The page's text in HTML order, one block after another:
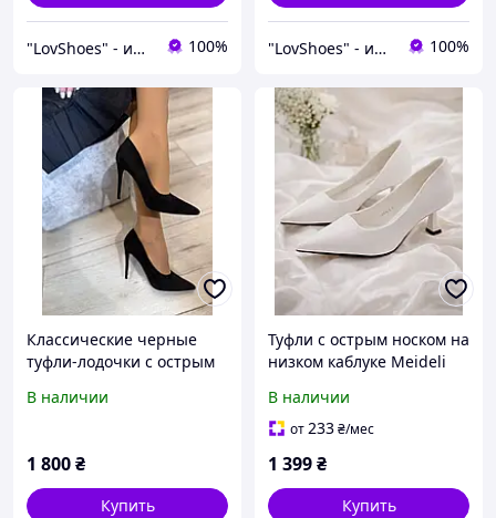
"LovShoes" - интернет-магазин женской обуви 100% "LovShoes" - интернет-магазин женской обуви 100%
Классические черные
туфли-лодочки с острым
шпильке
В наличии
1 800₴
Купить
Туфли с острым носком на
низком каблуке Meideli
(f976 white)
В наличии
от233₴/мес
1 399₴
Купить